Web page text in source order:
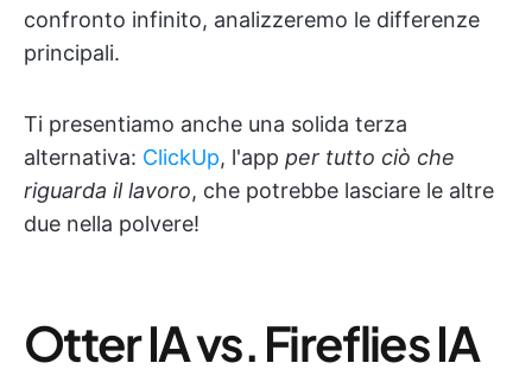
confronto infinito, analizzeremo le differenze
principali.
Ti presentiamo anche una solida terza
alternativa: ClickUp, l'app per tutto ciò che
riguarda il lavoro, che potrebbe lasciare le altre
due nella polvere!
Otter IA vs. Fireflies IA